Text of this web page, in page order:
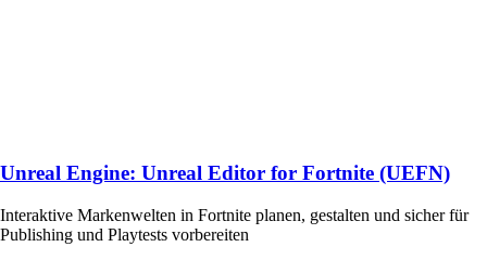
Unreal Engine: Unreal Editor for Fortnite (UEFN)
Interaktive Markenwelten in Fortnite planen, gestalten und sicher für
Publishing und Playtests vorbereiten